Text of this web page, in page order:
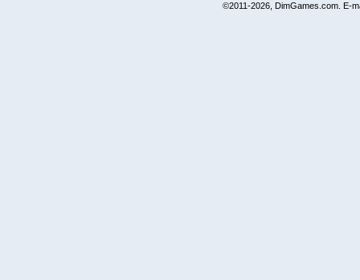
©2011-2026, DimGames.com. E-